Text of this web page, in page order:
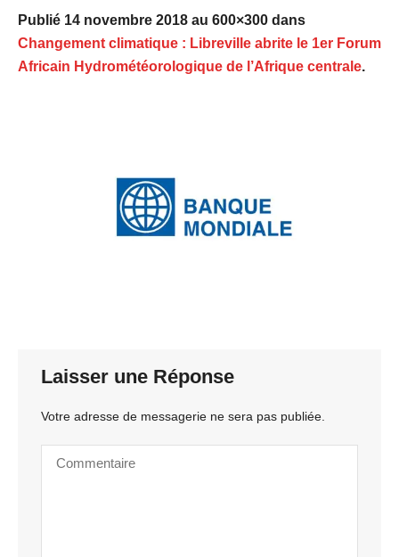
Publié 14 novembre 2018 au 600×300 dans
Changement climatique : Libreville abrite le 1er Forum
Africain Hydrométéorologique de l’Afrique centrale.
Laisser une Réponse
Votre adresse de messagerie ne sera pas publiée.